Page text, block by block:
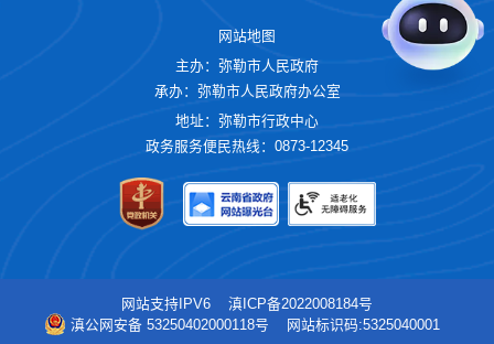
时立案查处，防止“一抽了之、一查了之，查而
不处、查而不罚”等情况发生。
三、总结经验，做好材料收集工作
请各成员单位认真总结双随机抽查计划制
定和组织实施情况，于11月30日前将今年以来
开展“双随机、一公开”的工作总结和“一计划一
方案”加盖公章后反馈至市级联席会议办公室，
附件：1.2024年度弥勒市市场监管领域市
级部门“双随机、一公开”抽查计划
网站地图
主办：弥勒市人民政府
承办：弥勒市人民政府办公室
地址：弥勒市行政中心
政务服务便民热线：0873-12345
网站支持IPV6
滇ICP备2022008184号
滇公网安备 53250402000118号
网站标识码:5325040001